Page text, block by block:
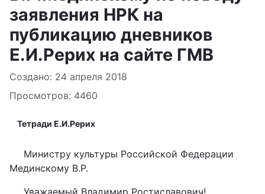
заявления НРК на
публикацию дневников
Е.И.Рерих на сайте ГМВ
Информация о материале
Создано: 24 апреля 2018
Просмотров: 4460
Тетради Е.И.Рерих
Министру культуры Российской Федерации
Мединскому В.Р.
Уважаемый Владимир Ростиславович!